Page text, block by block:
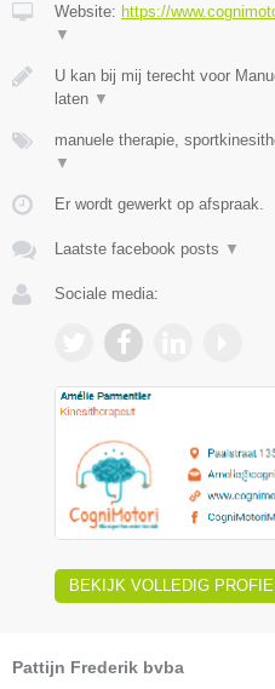
Website: https://
▼
U kan bij mij terecht voor
laten ▼
manuele therapie,
▼
Er wordt gewerkt op afspraak.
Laatste facebook posts ▼
Sociale media:
BEKIJK VOLLEDIG
Pattijn Frederik bvba